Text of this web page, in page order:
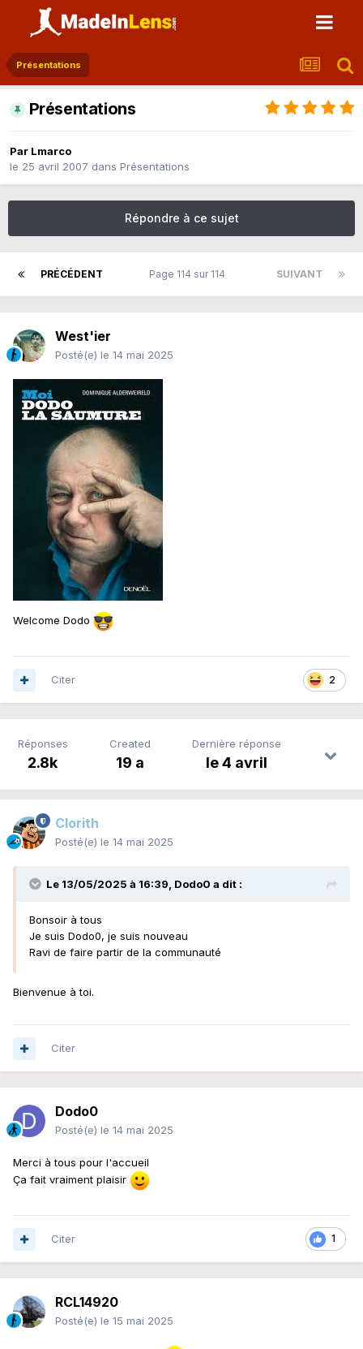
Présentations
Présentations
Par Lmarco
le 25 avril 2007 dans Présentations
Répondre à ce sujet
PRÉCÉDENT SUIVANT
Page 114 sur 114
West'ier
Posté(e) le 14 mai 2025
Welcome Dodo
2
Citer
Réponses
2.8k
Created
19 a
Dernière réponse
le 4 avril
Clorith
Posté(e) le 14 mai 2025
Le 13/05/2025 à 16:39, Dodo0 a dit :
Bonsoir à tous
Je suis Dodo0, je suis nouveau
Ravi de faire partir de la communauté
Bienvenue à toi.
Citer
Dodo0
Posté(e) le 14 mai 2025
Merci à tous pour l'accueil
Ça fait vraiment plaisir
1
Citer
RCL14920
Posté(e) le 15 mai 2025